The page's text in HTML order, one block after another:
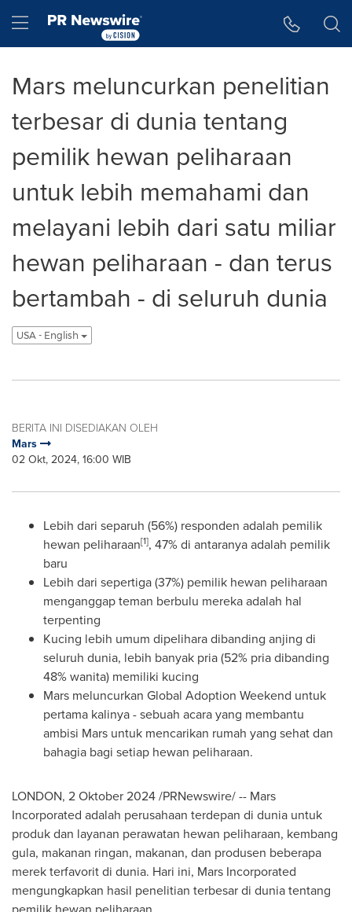
Hamburger menu
Mars meluncurkan penelitian
terbesar di dunia tentang
pemilik hewan peliharaan
untuk lebih memahami dan
melayani lebih dari satu miliar
hewan peliharaan - dan terus
bertambah - di seluruh dunia
USA - English
BERITA INI DISEDIAKAN OLEH
Mars
02 Okt, 2024, 16:00 WIB
Lebih dari separuh (56%) responden adalah pemilik
hewan peliharaan[1], 47% di antaranya adalah pemilik
baru
Lebih dari sepertiga (37%) pemilik hewan peliharaan
menganggap teman berbulu mereka adalah hal
terpenting
Kucing lebih umum dipelihara dibanding anjing di
seluruh dunia, lebih banyak pria (52% pria dibanding
48% wanita) memiliki kucing
Mars meluncurkan Global Adoption Weekend untuk
pertama kalinya - sebuah acara yang membantu
ambisi Mars untuk mencarikan rumah yang sehat dan
bahagia bagi setiap hewan peliharaan.
LONDON, 2 Oktober 2024/PRNewswire/ -- Mars
Incorporated adalah perusahaan terdepan di dunia untuk
produk dan layanan perawatan hewan peliharaan, kembang
gula, makanan ringan, makanan, dan produsen beberapa
merek terfavorit di dunia. Hari ini, Mars Incorporated
mengungkapkan hasil penelitian terbesar di dunia tentang